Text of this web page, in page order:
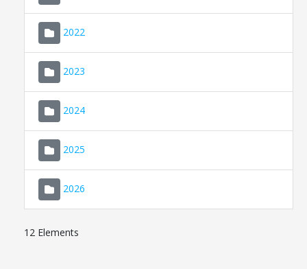
2022
2023
2024
2025
2026
12 Elements